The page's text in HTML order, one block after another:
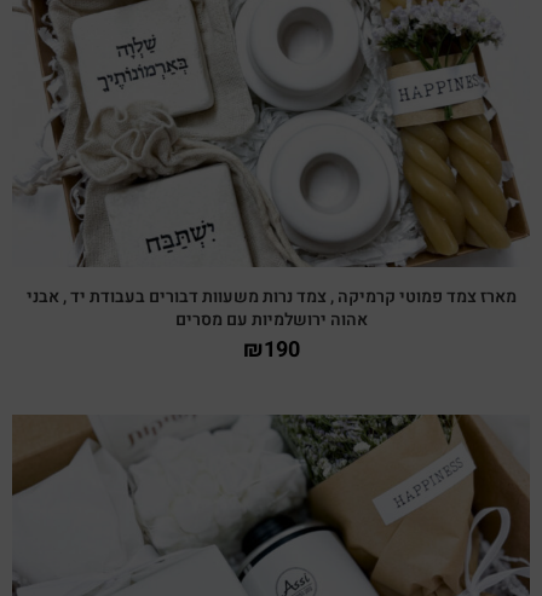
צפייה מהירה
מארז צמד פמוטי קרמיקה , צמד נרות משעוות דבורים בעבודת יד , אבני
אהוה ירושלמיות עם מסרים
₪190
צפייה מהירה